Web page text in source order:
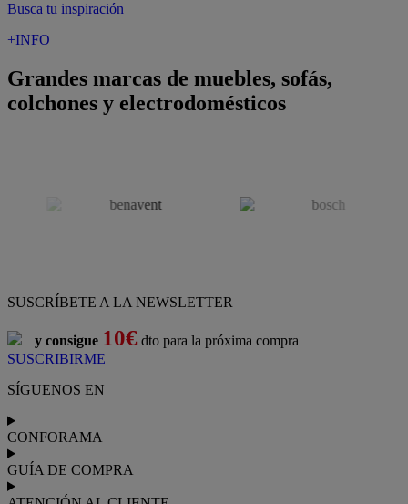
Busca tu inspiración
+INFO
Grandes marcas de muebles, sofás,
colchones y electrodomésticos
SUSCRÍBETE A LA NEWSLETTER
y consigue 10€ dto para la próxima compra
SUSCRIBIRME
SÍGUENOS EN
CONFORAMA
GUÍA DE COMPRA